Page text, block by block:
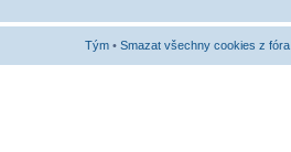
Tým • Smazat všechny cookies z fóra